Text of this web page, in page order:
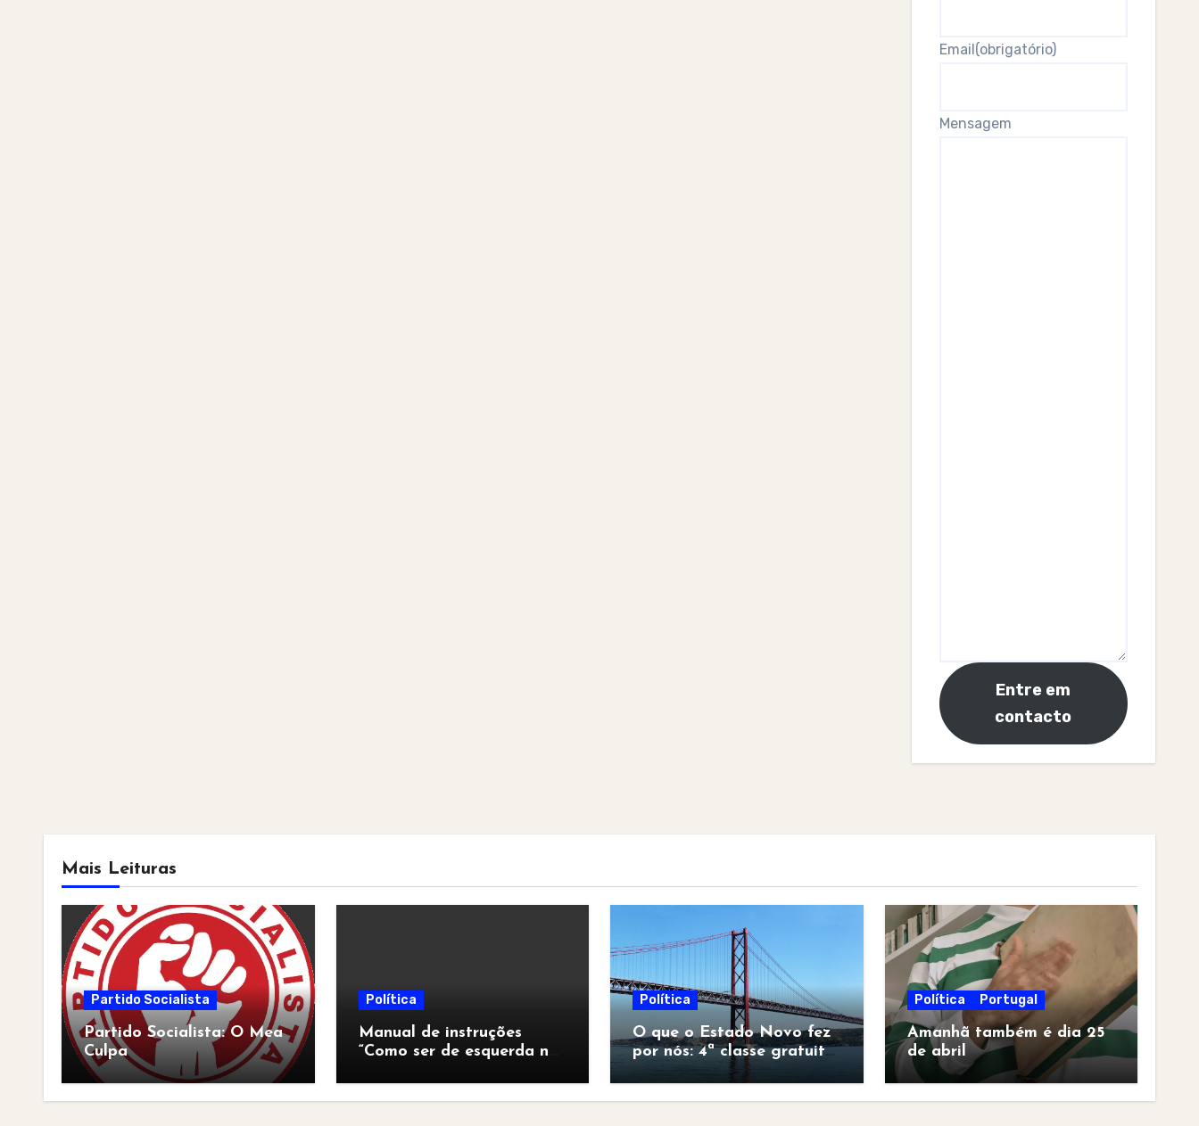
Email(obrigatório)
Mensagem
Entre em
contacto
Mais Leituras
Partido Socialista
Partido Socialista: O Mea
Culpa
Política
Manual de instruções
“Como ser de esquerda no
Política
O que o Estado Novo fez
por nós: 4ª classe gratuita
para todos
Política Portugal
Amanhã também é dia 25
de abril